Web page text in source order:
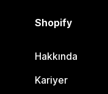
Shopify
Hakkında
Kariyer